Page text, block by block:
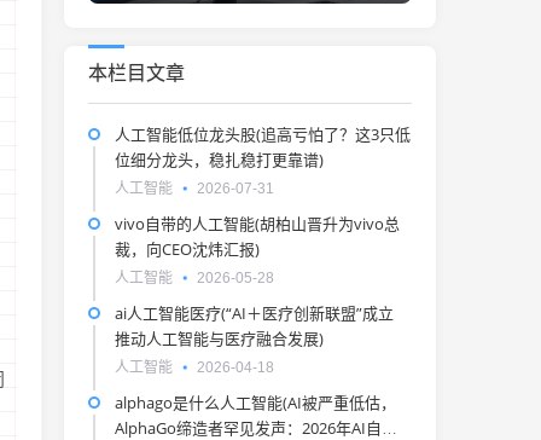
本栏目文章
人工智能低位龙头股(追高亏怕了？这3只低
位细分龙头，稳扎稳打更靠谱)
人工智能 2026-07-31
vivo自带的人工智能(胡柏山晋升为vivo总
裁，向CEO沈炜汇报)
人工智能 2026-05-28
ai人工智能医疗(“AI＋医疗创新联盟”成立
推动人工智能与医疗融合发展)
人工智能 2026-04-18
alphago是什么人工智能(AI被严重低估，
AlphaGo缔造者罕见发声：2026年AI自主